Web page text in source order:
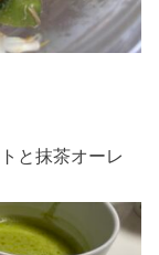
と抹茶オーレ